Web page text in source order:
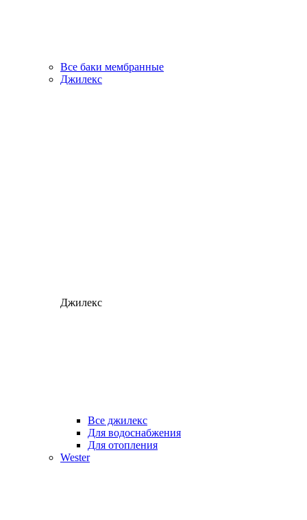
Все баки мембранные
Джилекс
Джилекс
Все джилекс
Для водоснабжения
Для отопления
Wester